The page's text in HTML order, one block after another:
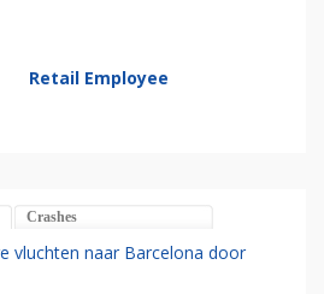
Retail Employee
Crashes
vluchten naar Barcelona door